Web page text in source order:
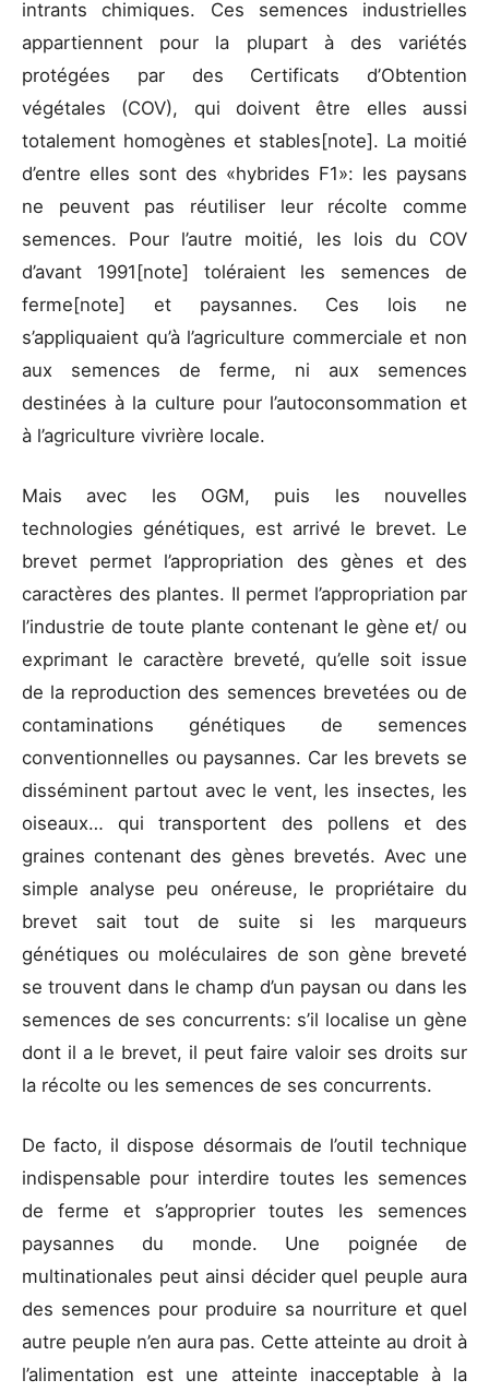
intrants chimiques. Ces semences industrielles
appartiennent pour la plupart à des variétés
protégées par des Certificats d’Obtention
végétales (COV), qui doivent être elles aussi
totalement homogènes et stables[note]. La moitié
d’entre elles sont des «hybrides F1»: les paysans
ne peuvent pas réutiliser leur récolte comme
semences. Pour l’autre moitié, les lois du COV
d’avant 1991[note] toléraient les semences de
ferme[note] et paysannes. Ces lois ne
s’appliquaient qu’à l’agriculture commerciale et non
aux semences de ferme, ni aux semences
destinées à la culture pour l’autoconsommation et
à l’agriculture vivrière locale.
Mais avec les OGM, puis les nouvelles
technologies génétiques, est arrivé le brevet. Le
brevet permet l’appropriation des gènes et des
caractères des plantes. Il permet l’appropriation par
l’industrie de toute plante contenant le gène et/ ou
exprimant le caractère breveté, qu’elle soit issue
de la reproduction des semences brevetées ou de
contaminations génétiques de semences
conventionnelles ou paysannes. Car les brevets se
disséminent partout avec le vent, les insectes, les
oiseaux… qui transportent des pollens et des
graines contenant des gènes brevetés. Avec une
simple analyse peu onéreuse, le propriétaire du
brevet sait tout de suite si les marqueurs
génétiques ou moléculaires de son gène breveté
se trouvent dans le champ d’un paysan ou dans les
semences de ses concurrents: s’il localise un gène
dont il a le brevet, il peut faire valoir ses droits sur
la récolte ou les semences de ses concurrents.
De facto, il dispose désormais de l’outil technique
indispensable pour interdire toutes les semences
de ferme et s’approprier toutes les semences
paysannes du monde. Une poignée de
multinationales peut ainsi décider quel peuple aura
des semences pour produire sa nourriture et quel
autre peuple n’en aura pas. Cette atteinte au droit à
l’alimentation est une atteinte inacceptable à la